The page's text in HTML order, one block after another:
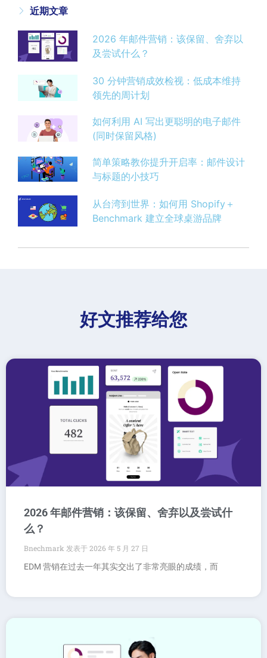
近期文章
2026 年邮件营销：该保留、舍弃以
及尝试什么？
30 分钟营销成效检视：低成本维持
领先的周计划
如何利用 AI 写出更聪明的电子邮件
(同时保留风格)
简单策略教你提升开启率：邮件设计
与标题的小技巧
从台湾到世界：如何用 Shopify＋
Benchmark 建立全球桌游品牌
好文推荐给您
2026 年邮件营销：该保留、舍弃以及尝试什
么？
Bnechmark
2026 年 5 月 27 日
EDM 营销在过去一年其实交出了非常亮眼的成绩，而